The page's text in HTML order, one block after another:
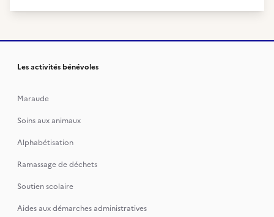
Les activités bénévoles
Maraude
Soins aux animaux
Alphabétisation
Ramassage de déchets
Soutien scolaire
Aides aux démarches administratives